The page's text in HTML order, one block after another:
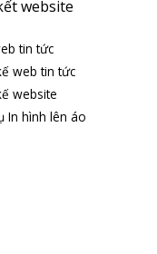
website
tin tức
web tin tức
website
In hình lên áo